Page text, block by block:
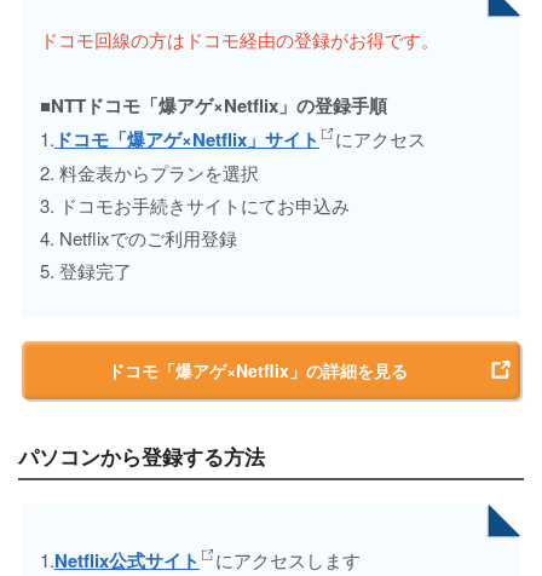
ドコモ回線の方はドコモ経由の登録がお得です。
■NTTドコモ「爆アゲ×Netflix」の登録手順
1. ドコモ「爆アゲ×Netflix」サイト
にアクセス
2. 料金表からプランを選択
3. ドコモお手続きサイトにてお申込み
4. Netflixでのご利用登録
5. 登録完了
ドコモ「爆アゲ×Netflix」の詳細を見る
パソコンから登録する方法
1.Netflix公式サイト
にアクセスします